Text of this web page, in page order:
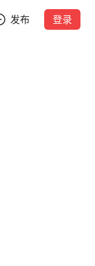
发布 登录